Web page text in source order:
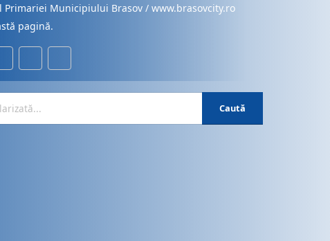
Primariei Municipiului Brasov / www.brasovcity.ro
pagină.
Caută